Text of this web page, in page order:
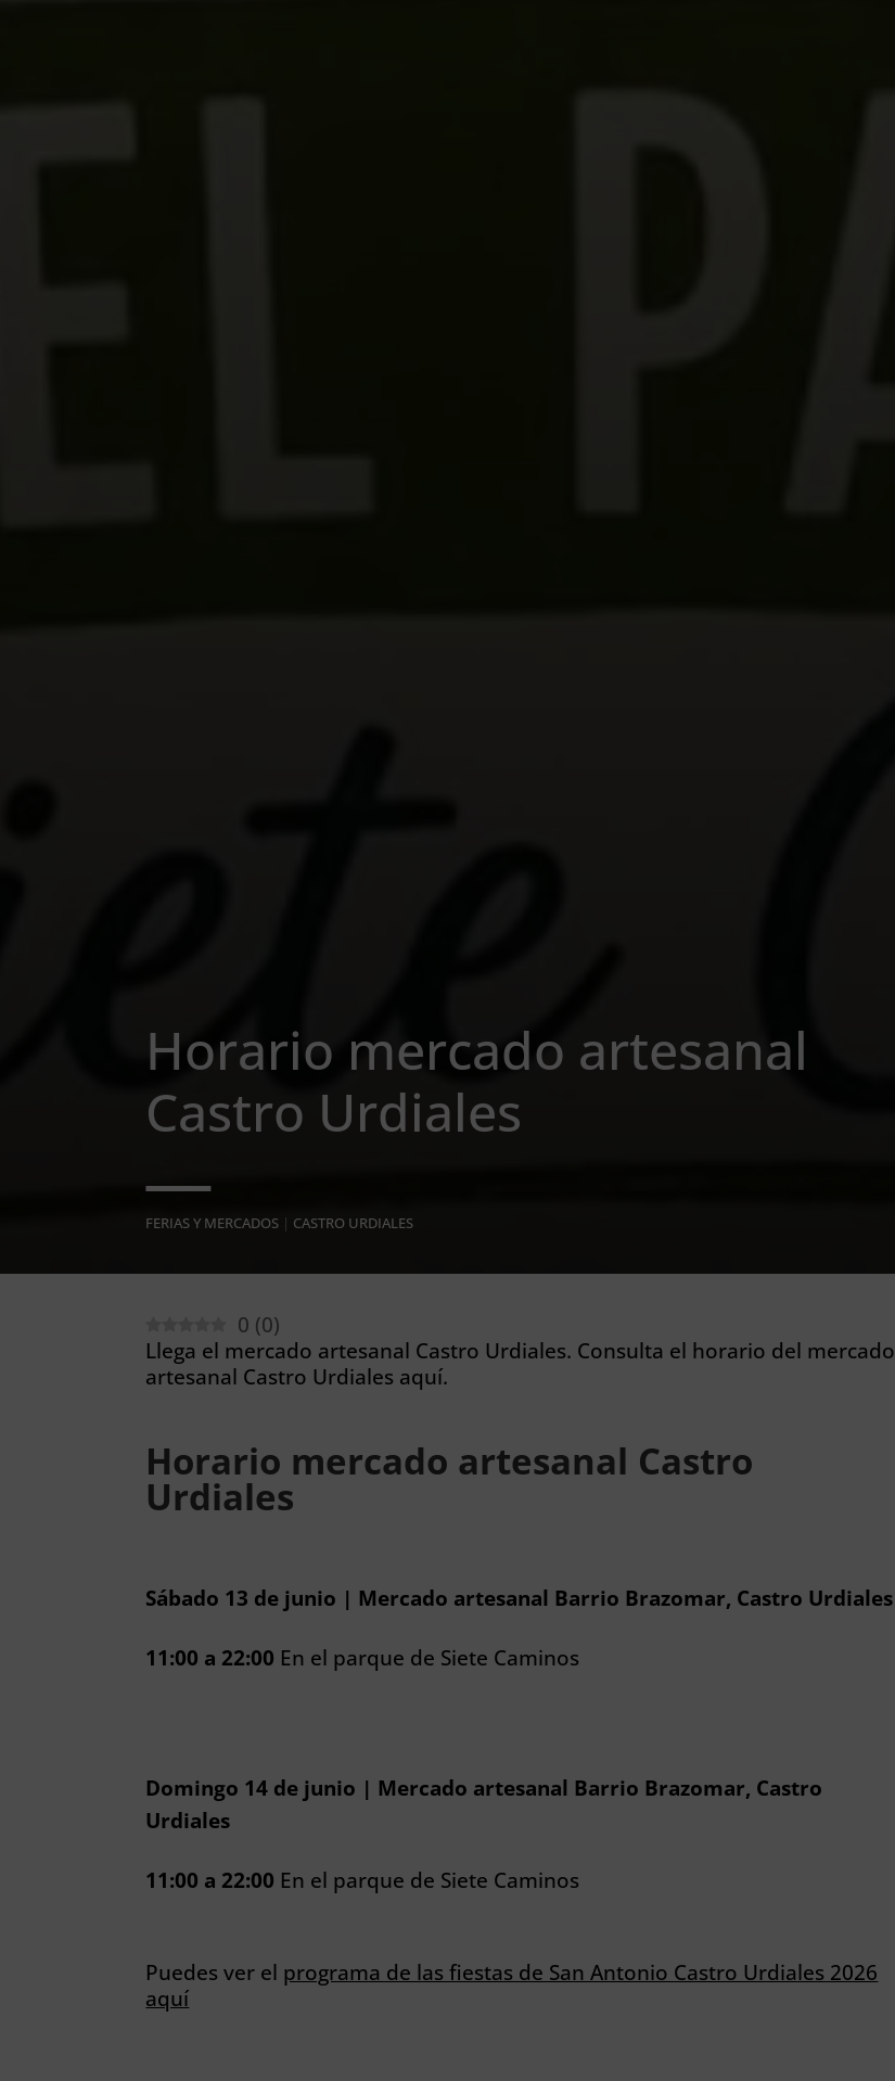
Horario mercado artesanal
Castro Urdiales
FERIAS Y MERCADOS | CASTRO URDIALES
0 (0)
Llega el mercado artesanal Castro Urdiales. Consulta el horario del mercado
artesanal Castro Urdiales aquí.
Horario mercado artesanal Castro
Urdiales
Sábado 13 de junio | Mercado artesanal Barrio Brazomar, Castro Urdiales
11:00 a 22:00 En el parque de Siete Caminos
Domingo 14 de junio | Mercado artesanal Barrio Brazomar, Castro
Urdiales
11:00 a 22:00 En el parque de Siete Caminos
Puedes ver el programa de las fiestas de San Antonio Castro Urdiales 2026
aquí